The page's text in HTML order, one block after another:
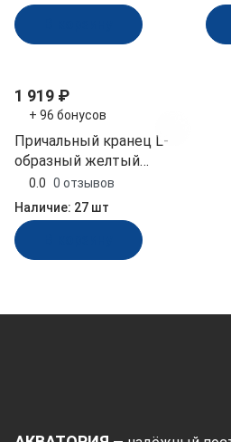
1 919 ₽
+ 96 бонусов
Причальный кранец L-
образный желтый
890х110х80 мм (ДУ-1-Ж,
10258061)
0.0 0 отзывов
Наличие: 27 шт